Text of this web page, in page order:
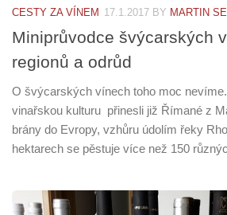
CESTY ZA VÍNEM 17.1.2017 BY MARTIN
Miniprůvodce švýcarských
regionů a odrůd
O švýcarských vínech toho moc
vinařskou kulturu přinesli již Římané z
brány do Evropy, vzhůru údolím řeky
hektarech se pěstuje více než 150